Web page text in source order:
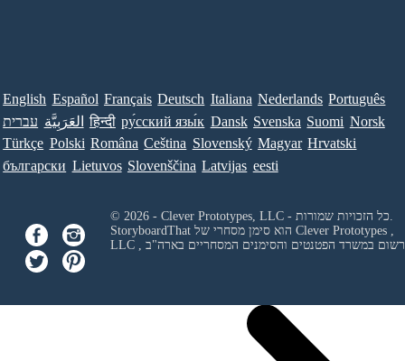
English Español Français Deutsch Italiana Nederlands Português
עברית العَرَبِيَّة हिन्दी ру́сский язы́к Dansk Svenska Suomi Norsk
Türkçe Polski Româna Ceština Slovenský Magyar Hrvatski
български Lietuvos Slovenščina Latvijas eesti
Clever Prototypes ,
LLC
ורשום במשרד הפטנטים והסימנים המסחריים בארה"ב